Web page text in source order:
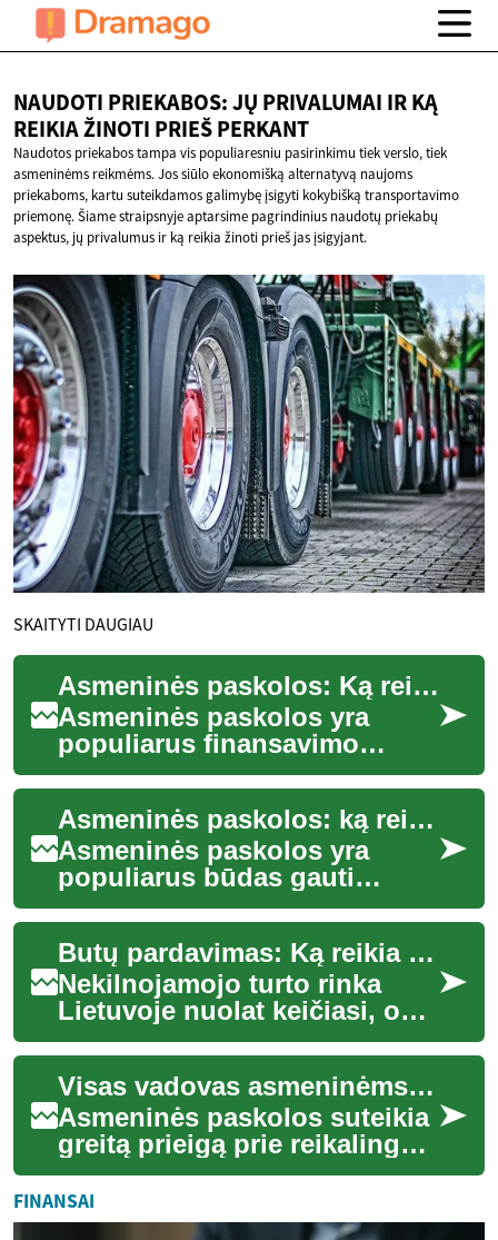
NAUDOTI PRIEKABOS: JŲ PRIVALUMAI IR KĄ
REIKIA ŽINOTI PRIEŠ PERKANT
Naudotos priekabos tampa vis populiaresniu pasirinkimu tiek verslo, tiek
asmeninėms reikmėms. Jos siūlo ekonomišką alternatyvą naujoms
priekaboms, kartu suteikdamos galimybę įsigyti kokybišką transportavimo
priemonę. Šiame straipsnyje aptarsime pagrindinius naudotų priekabų
aspektus, jų privalumus ir ką reikia žinoti prieš jas įsigyjant.
SKAITYTI DAUGIAU
Asmeninės paskolos: Ką reikia žinoti prieš skolinantis
Asmeninės paskolos yra
populiarus finansavimo
būdas, leidžiantis žmonėms
gauti reikiamų lėšų įvairiems
tikslams – nuo...
Asmeninės paskolos: ką reikia žinoti prieš skolinantis
Asmeninės paskolos yra
populiarus būdas gauti
papildomų lėšų įvairiems
poreikiams patenkinti.
Nesvarbu, ar norite fin...
Butų pardavimas: Ką reikia žinoti perkant nekilnojamąjį turtą Lietuvoje
Nekilnojamojo turto rinka
Lietuvoje nuolat keičiasi, o
butų pardavimas išlieka viena
iš populiariausių investicijų.
N...
Visas vadovas asmeninėms paskoloms: ką žinoti prieš skolintis
Asmeninės paskolos suteikia
greitą prieigą prie reikalingų
lėšų – nuo nenumatytų
išlaidų padengimo iki namų
atnaujini...
FINANSAI